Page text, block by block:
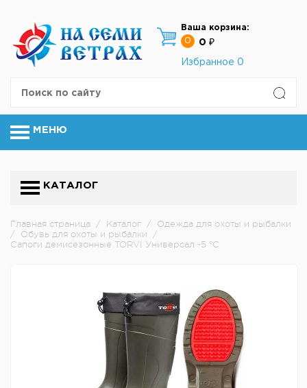
Ваша корзина:
0
0 ₽
Избранное 0
МЕНЮ
КАТАЛОГ
Главная страница / Каталог /
Одежда для охоты и рыбалки
/
Обувь для охоты и рыбалки
/
Сапоги демисезонные TORVI Универсал -5 °C